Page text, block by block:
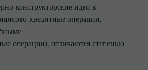
конструкторские идеи в
кредитные операции,
операции), отличаются степенью